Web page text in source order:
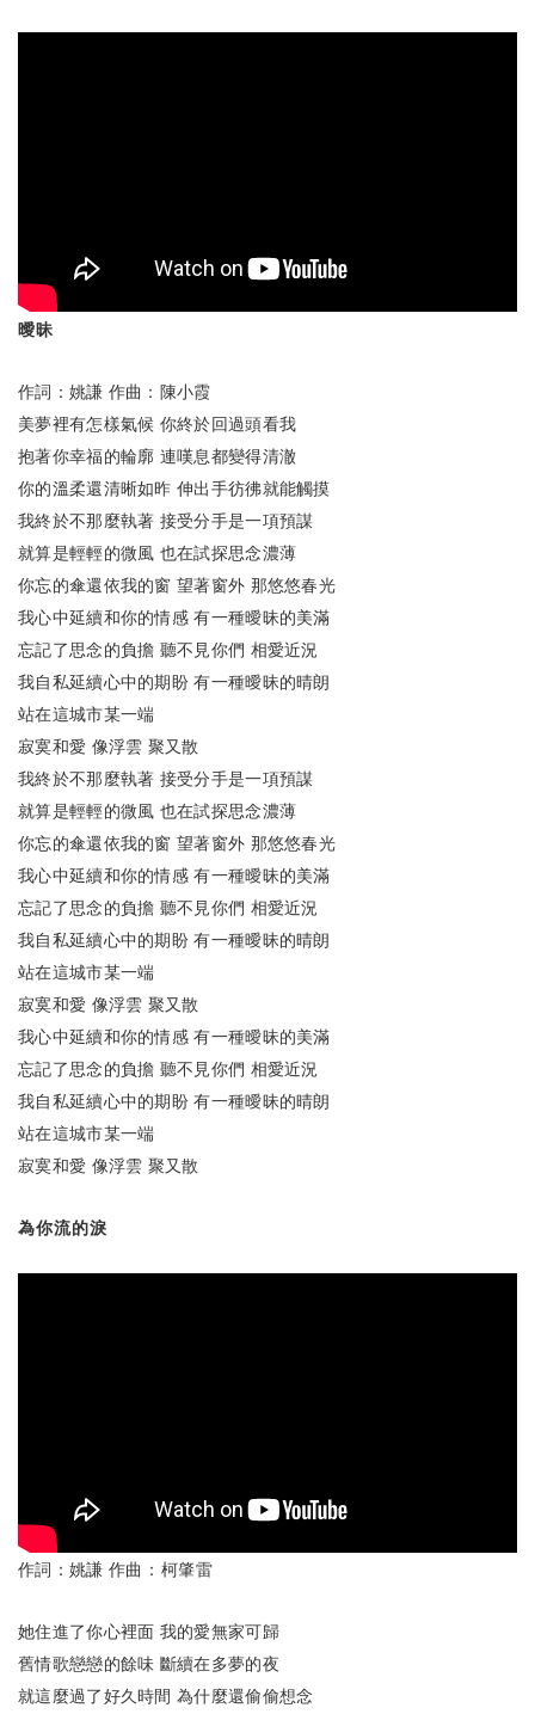
曖昧
作詞：姚謙 作曲：陳小霞
美夢裡有怎樣氣候 你終於回過頭看我
抱著你幸福的輪廓 連嘆息都變得清澈
你的溫柔還清晰如昨 伸出手彷彿就能觸摸
我終於不那麼執著 接受分手是一項預謀
就算是輕輕的微風 也在試探思念濃薄
你忘的傘還依我的窗 望著窗外 那悠悠春光
我心中延續和你的情感 有一種曖昧的美滿
忘記了思念的負擔 聽不見你們 相愛近況
我自私延續心中的期盼 有一種曖昧的晴朗
站在這城市某一端
寂寞和愛 像浮雲 聚又散
我終於不那麼執著 接受分手是一項預謀
就算是輕輕的微風 也在試探思念濃薄
你忘的傘還依我的窗 望著窗外 那悠悠春光
我心中延續和你的情感 有一種曖昧的美滿
忘記了思念的負擔 聽不見你們 相愛近況
我自私延續心中的期盼 有一種曖昧的晴朗
站在這城市某一端
寂寞和愛 像浮雲 聚又散
我心中延續和你的情感 有一種曖昧的美滿
忘記了思念的負擔 聽不見你們 相愛近況
我自私延續心中的期盼 有一種曖昧的晴朗
站在這城市某一端
寂寞和愛 像浮雲 聚又散
為你流的淚
作詞：姚謙 作曲：柯肇雷
她住進了你心裡面 我的愛無家可歸
舊情歌戀戀的餘味 斷續在多夢的夜
就這麼過了好久時間 為什麼還偷偷想念